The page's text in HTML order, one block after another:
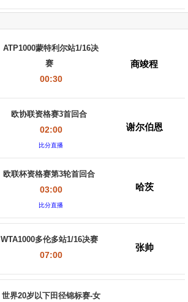
ATP1000蒙特利尔站1/16决
赛
00:30
商竣程
欧协联资格赛3首回合
02:00
比分直播
谢尔伯恩
欧联杯资格赛第3轮首回合
03:00
比分直播
哈茨
WTA1000多伦多站1/16决赛
07:00
张帅
世界20岁以下田径锦标赛-女